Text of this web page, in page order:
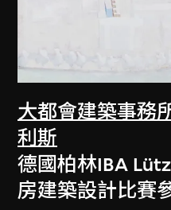
大都會建築事務
利斯
德國柏林IBA
房建築設計比賽